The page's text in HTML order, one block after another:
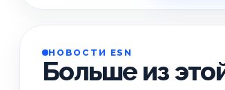
НОВОСТИ ESN
Больше из